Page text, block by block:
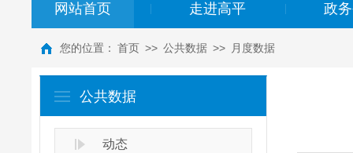
网站首页 走进高平 政
您的位置： 首页 >> 公共数据 >> 月度数据
公共数据
动态